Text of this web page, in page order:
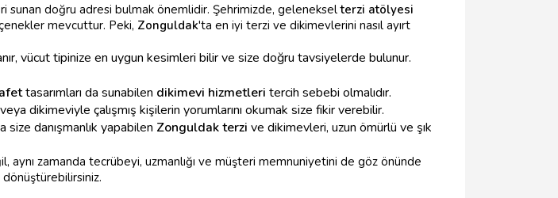
sunan doğru adresi bulmak önemlidir. Şehrimizde, gelenekselterzi atölyesi
mevcuttur. Peki, Zonguldak'ta en iyi terzi ve dikimevlerini nasıl ayırt
vücut tipinize en uygun kesimleri bilir ve size doğru tavsiyelerde bulunur.
tasarımları da sunabilen dikimevi hizmetleri tercih sebebi olmalıdır.
dikimeviyle çalışmış kişilerin yorumlarını okumak size fikir verebilir.
danışmanlık yapabilen Zonguldak terzi ve dikimevleri, uzun ömürlü ve şık
aynı zamanda tecrübeyi, uzmanlığı ve müşteri memnuniyetini de göz önünde